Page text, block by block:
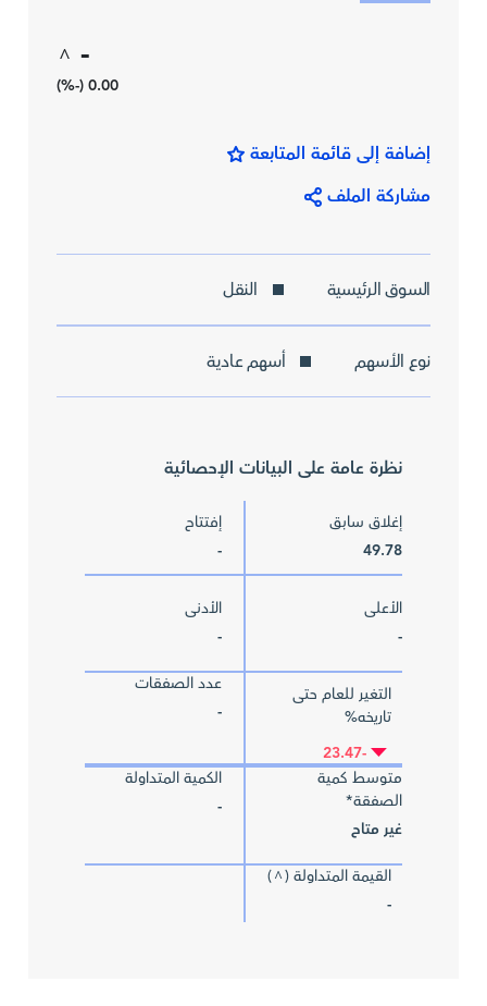
-
^
0.00 (-%)
إضافة إلى قائمة المتابعة
مشاركة الملف
السوق الرئيسية النقل
نوع الأسهم أسهم عادية
نظرة عامة على البيانات الإحصائية
إغلاق سابق
49.78
إفتتاح
-
الأعلى
-
الأدنى
-
التغير للعام حتى
تاريخه%
-23.47
عدد الصفقات
-
متوسط كمية
الصفقة*
غير متاح
الكمية المتداولة
-
القيمة المتداولة ( ^
)
-